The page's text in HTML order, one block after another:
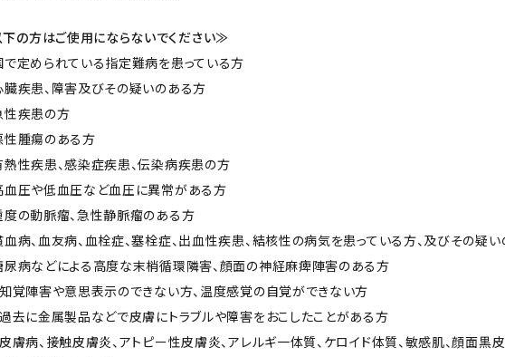
の方はご使用にならないでください≫
で定められている指定難病を患っている方
臓疾患、障害及びその疑いのある方
性疾患の方
性腫瘍のある方
性疾患、感染症疾患、伝染病疾患の方
血圧や低血圧など血圧に異常がある方
度の動脈瘤、急性静脈瘤のある方
病、血友病、血栓症、塞栓症、出血性疾患、結核性の病気を患っている方、及びその疑
尿病などによる高度な末梢循環隣害、顔面の神経麻痺陣害のある方
覚陣害や意思表示のできない方、温度感覚の自覚ができない方
去に金属製品などで皮膚にトラブルや障害をおこしたことがある方
膚病、接触皮膚炎、アトピー性皮膚炎、アレルギ一体質、ケロイド体質、敏感肌、顔面黒